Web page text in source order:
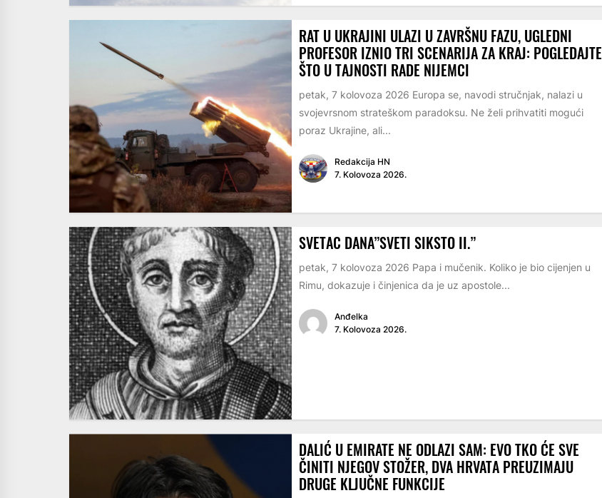
RAT U UKRAJINI ULAZI U ZAVRŠNU FAZU, UGLEDNI
PROFESOR IZNIO TRI SCENARIJA ZA KRAJ: POGLEDAJTE
ŠTO U TAJNOSTI RADE NIJEMCI
petak, 7 kolovoza 2026 Europa se, navodi stručnjak, nalazi u
svojevrsnom strateškom paradoksu. Ne želi prihvatiti mogući
poraz Ukrajine, ali...
Redakcija HN
7. Kolovoza 2026.
SVETAC DANA”SVETI SIKSTO II.”
petak, 7 kolovoza 2026 Papa i mučenik. Koliko je bio cijenjen u
Rimu, dokazuje i činjenica da je uz apostole...
Anđelka
7. Kolovoza 2026.
DALIĆ U EMIRATE NE ODLAZI SAM: EVO TKO ĆE SVE
ČINITI NJEGOV STOŽER, DVA HRVATA PREUZIMAJU
DRUGE KLJUČNE FUNKCIJE